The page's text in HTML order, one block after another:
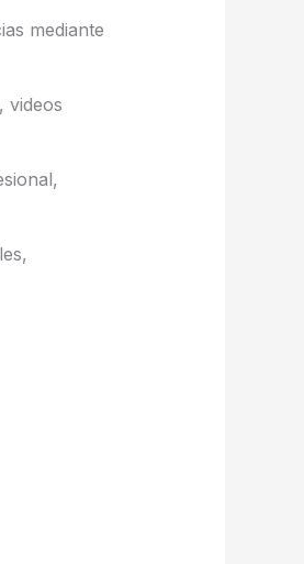
mediante
videos